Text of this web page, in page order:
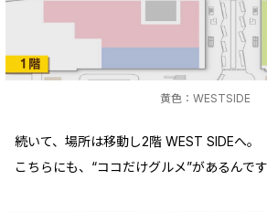
黄色：WESTSIDE
続いて、場所は移動し2階 WEST SIDEへ。
こちらにも、“ココだけグルメ”があるんです